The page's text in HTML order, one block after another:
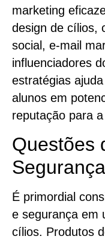
marketing
design de cílios,
social, e-mail
influenciadores
estratégias
alunos em
reputação para
Questões
Segurança
É primordial
e segurança em
cílios. Produtos